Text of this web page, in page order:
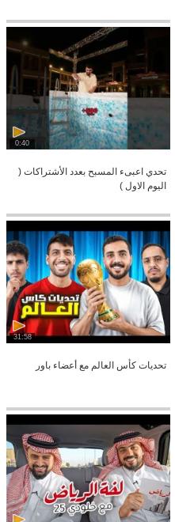
0:40
تحدي اعبىء المسبح بعدد الأشتراكات (
اليوم الاول )
31:58
تحديات كأس العالم مع أعضاء باور